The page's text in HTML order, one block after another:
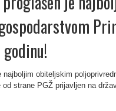
obiteljskim
strane PGŽ prijavljen na